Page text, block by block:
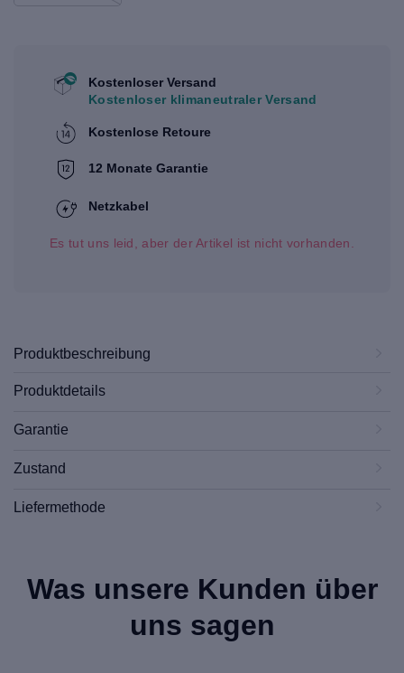
Kostenloser Versand
Kostenloser klimaneutraler Versand
Kostenlose Retoure
12 Monate Garantie
Netzkabel
Es tut uns leid, aber der Artikel ist nicht vorhanden.
Produktbeschreibung
Produktdetails
Garantie
Zustand
Liefermethode
Was unsere Kunden über
uns sagen